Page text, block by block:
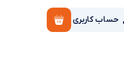
حساب کاربری